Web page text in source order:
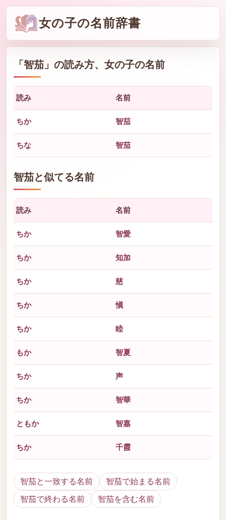
女の子の名前辞書
「智茄 」の読み方、女の子の名前
読み 名前
ちか 智茄
ちな 智茄
智茄と似てる名前
読み 名前
ちか 智愛
ちか 知加
ちか 慈
ちか 愼
ちか 睦
もか 智夏
ちか 声
ちか 智華
ともか 智嘉
ちか 千霞
智茄と一致する名前
智茄で始まる名前
智茄で終わる名前
智茄を含む名前